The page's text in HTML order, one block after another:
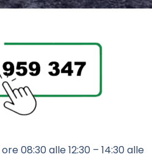
ore 08:30 alle 12:30 – 14:30 alle